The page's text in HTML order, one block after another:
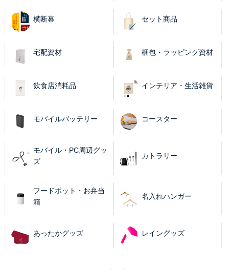
横断幕 セット商品
宅配資材 梱包・ラッピング資材
飲食店消耗品 インテリア・生活雑貨
モバイルバッテリー コースター
モバイル・PC周辺グッ
ズ
カトラリー
フードポット・お弁当
箱
名入れハンガー
あったかグッズ レイングッズ